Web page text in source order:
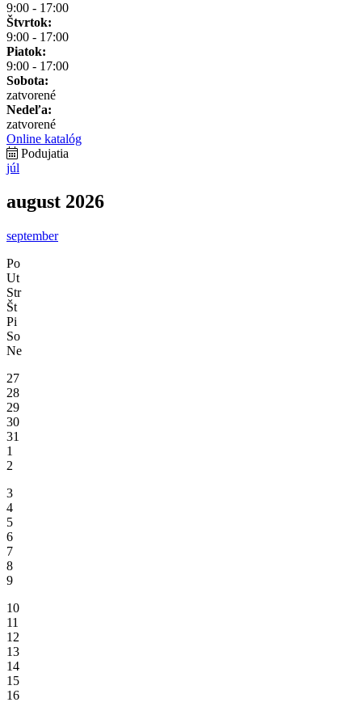
9:00 - 17:00
Štvrtok:
9:00 - 17:00
Piatok:
9:00 - 17:00
Sobota:
zatvorené
Nedeľa:
zatvorené
Online katalóg
Podujatia
júl
august 2026
september
Po
Ut
Str
Št
Pi
So
Ne
27
28
29
30
31
1
2
3
4
5
6
7
8
9
10
11
12
13
14
15
16